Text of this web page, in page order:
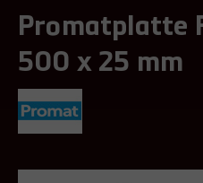
Promatplatte
500 x 25 mm